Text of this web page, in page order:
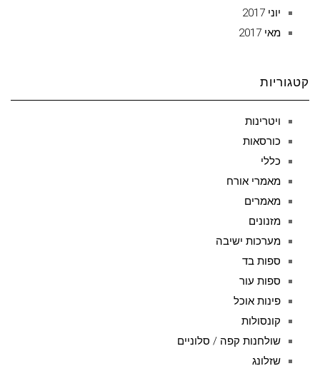
יוני 2017
מאי 2017
קטגוריות
ויטרינות
כורסאות
כללי
מאמרי אורח
מאמרים
מזנונים
מערכות ישיבה
ספות בד
ספות עור
פינות אוכל
קונסולות
שולחנות קפה / סלוניים
שזלונג